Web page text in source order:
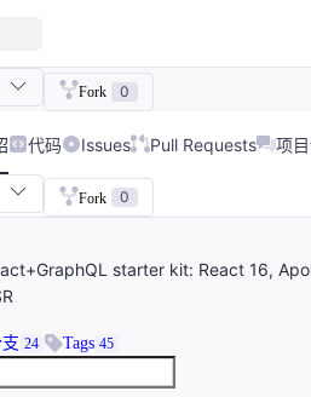
Fork 0
代码 Issues Pull Requests 项
Fork 0
starter kit: React 16,
24 Tags 45